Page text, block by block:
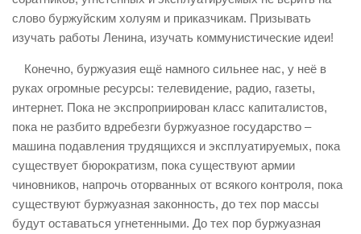
слово буржуйским холуям и приказчикам. Призывать
изучать работы Ленина, изучать коммунистические идеи!
Конечно, буржуазия ещё намного сильнее нас, у неё в
руках огромные ресурсы: телевидение, радио, газеты,
интернет. Пока не экспроприирован класс капиталистов,
пока не разбито вдребезги буржуазное государство –
машина подавления трудящихся и эксплуатируемых, пока
существует бюрократизм, пока существуют армии
чиновников, напрочь оторванных от всякого контроля, пока
существуют буржуазная законность, до тех пор массы
будут оставаться угнетенными. До тех пор буржуазная